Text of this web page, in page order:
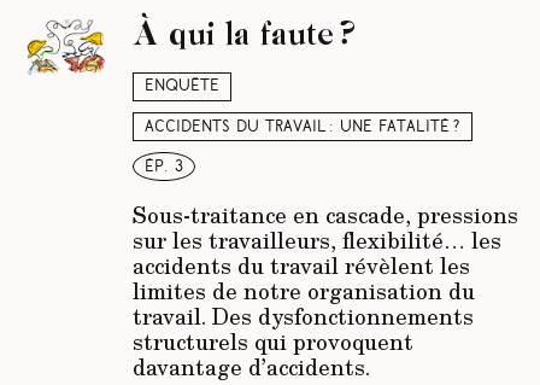
Enquête
Accidents du travail : une fatalité ?
ép. 3
À qui la faute ?
Sous-traitance en cascade, pressions
sur les travailleurs, flexibilité… les
accidents du travail révèlent les
limites de notre organisation du
travail. Des dysfonctionnements
structurels qui provoquent
davantage d’accidents.